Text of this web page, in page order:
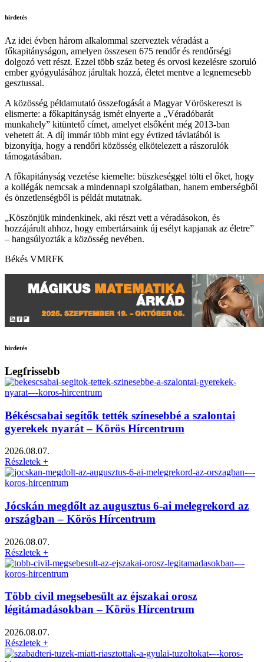
hirdetés
Az idei évben három alkalommal szerveztek véradást a
főkapitányságon, amelyen összesen 675 rendőr és rendőrségi
dolgozó vett részt. Ezzel több száz beteg és orvosi kezelésre szoruló
ember gyógyulásához járultak hozzá, életet mentve a legnemesebb
gesztussal.
A közösség példamutató összefogását a Magyar Vöröskereszt is
elismerte: a főkapitányság ismét elnyerte a „Véradóbarát
munkahely” kitüntető címet, amelyet elsőként még 2013-ban
vehetett át. A díj immár több mint egy évtized távlatából is
bizonyítja, hogy a rendőri közösség elkötelezett a rászorulók
támogatásában.
A főkapitányság vezetése kiemelte: büszkeséggel tölti el őket, hogy
a kollégák nemcsak a mindennapi szolgálatban, hanem emberségből
és önzetlenségből is példát mutatnak.
„Köszönjük mindenkinek, aki részt vett a véradásokon, és
hozzájárult ahhoz, hogy embertársaink új esélyt kapjanak az életre”
– hangsúlyozták a közösség nevében.
Békés VMRFK
hirdetés
Legfrissebb
Békéscsabai segítők tették színesebbé a szalontai
gyerekek nyarát – Körös Hírcentrum
2026.08.07.
Részletek +
Jócskán megdőlt az augusztus 6-ai melegrekord az
országban – Körös Hírcentrum
2026.08.07.
Részletek +
Több civil megsebesült az éjszakai orosz
légitámadásokban – Körös Hírcentrum
2026.08.07.
Részletek +